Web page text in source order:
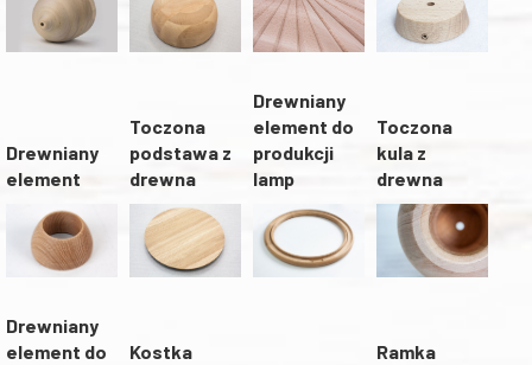
Drewniany
element
Toczona
podstawa z
drewna
Drewniany
element do
produkcji
lamp
Toczona
kula z
drewna
Drewniany
element do
Kostka
Ramka